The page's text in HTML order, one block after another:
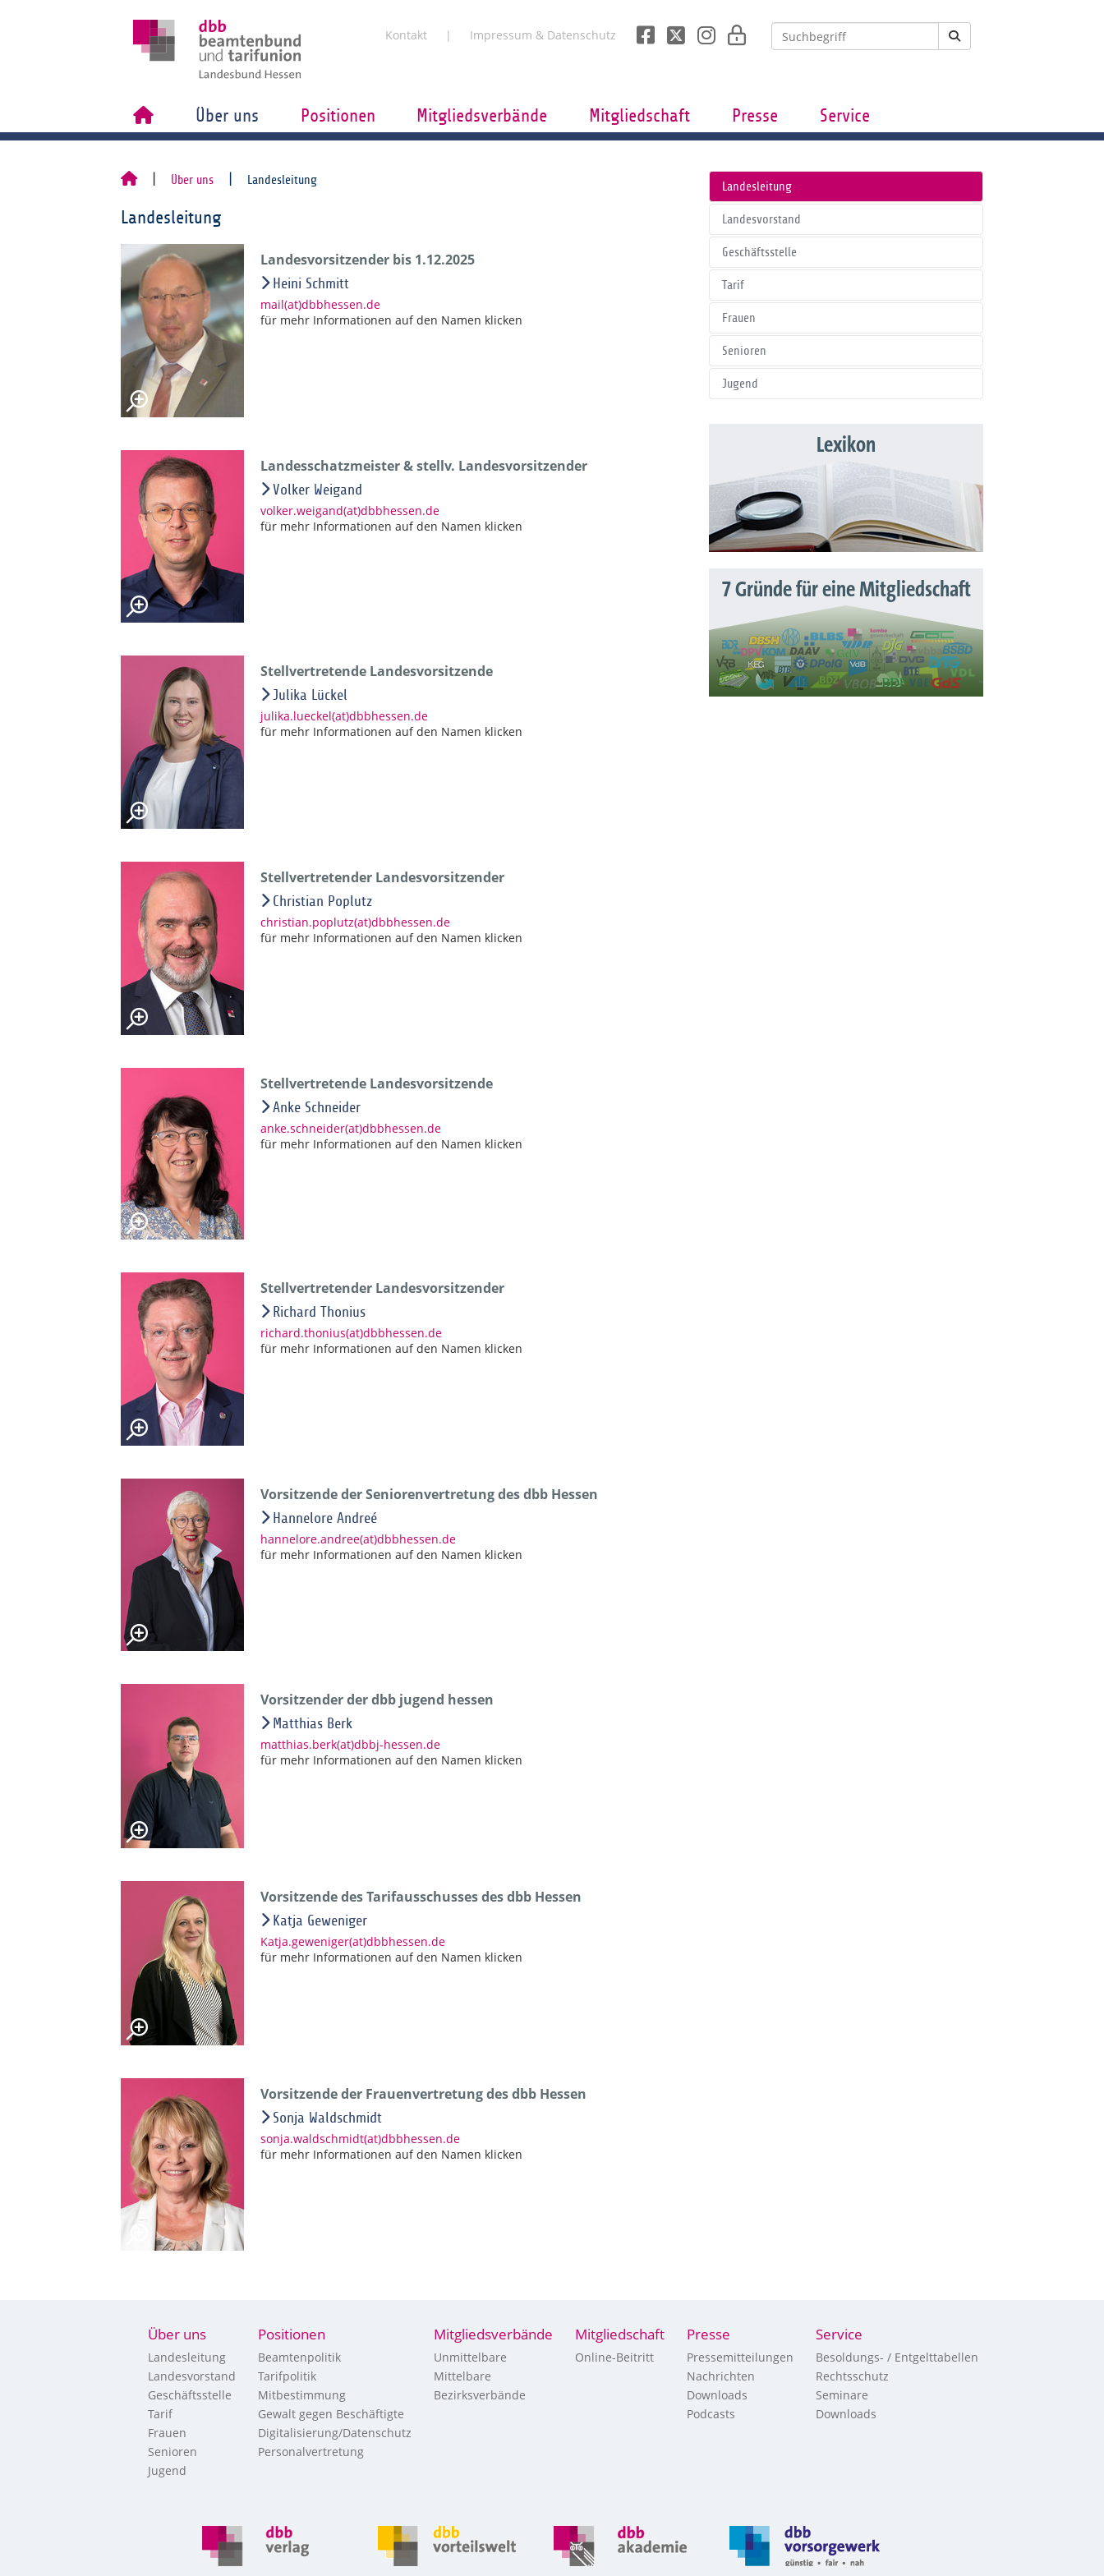
Kontakt Impressum & Datenschutz
Über uns Positionen Mitgliedsverbände Mitgliedschaft Presse Service
Über uns Landesleitung
Landesleitung
Landesvorsitzender bis 1.12.2025
Heini Schmitt
mail(at)dbbhessen.de
für mehr Informationen auf den Namen klicken
Landesschatzmeister & stellv. Landesvorsitzender
Volker Weigand
volker.weigand(at)dbbhessen.de
für mehr Informationen auf den Namen klicken
Stellvertretende Landesvorsitzende
Julika Lückel
julika.lueckel(at)dbbhessen.de
für mehr Informationen auf den Namen klicken
Stellvertretender Landesvorsitzender
Christian Poplutz
christian.poplutz(at)dbbhessen.de
für mehr Informationen auf den Namen klicken
Stellvertretende Landesvorsitzende
Anke Schneider
anke.schneider(at)dbbhessen.de
für mehr Informationen auf den Namen klicken
Stellvertretender Landesvorsitzender
Richard Thonius
richard.thonius(at)dbbhessen.de
für mehr Informationen auf den Namen klicken
Vorsitzende der Seniorenvertretung des dbb Hessen
Hannelore Andreé
hannelore.andree(at)dbbhessen.de
für mehr Informationen auf den Namen klicken
Vorsitzender der dbb jugend hessen
Matthias Berk
matthias.berk(at)dbbj-hessen.de
für mehr Informationen auf den Namen klicken
Vorsitzende des Tarifausschusses des dbb Hessen
Katja Geweniger
Katja.geweniger(at)dbbhessen.de
für mehr Informationen auf den Namen klicken
Vorsitzende der Frauenvertretung des dbb Hessen
Sonja Waldschmidt
sonja.waldschmidt(at)dbbhessen.de
für mehr Informationen auf den Namen klicken
Landesleitung
Landesvorstand
Geschäftsstelle
Tarif
Frauen
Senioren
Jugend
Lexikon
7 Gründe für eine Mitgliedschaft
Über uns
Landesleitung
Landesvorstand
Geschäftsstelle
Tarif
Frauen
Senioren
Jugend
Positionen
Beamtenpolitik
Tarifpolitik
Mitbestimmung
Gewalt gegen Beschäftigte
Digitalisierung/Datenschutz
Personalvertretung
Mitgliedsverbände
Unmittelbare
Mittelbare
Bezirksverbände
Mitgliedschaft
Online-Beitritt
Presse
Pressemitteilungen
Nachrichten
Downloads
Podcasts
Service
Besoldungs- / Entgelttabellen
Rechtsschutz
Seminare
Downloads